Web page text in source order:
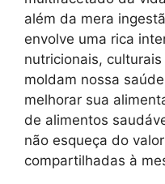
além da mera
envolve uma rica
nutricionais,
moldam nossa
melhorar sua
de alimentos
não esqueça do
compartilhadas à